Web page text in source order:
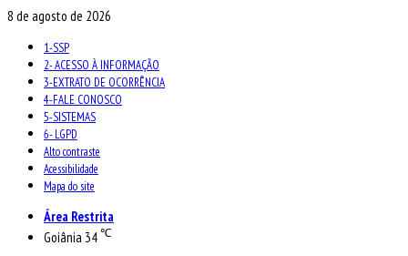
8 de agosto de 2026
1-SSP
2- ACESSO À INFORMAÇÃO
3-EXTRATO DE OCORRÊNCIA
4-FALE CONOSCO
5-SISTEMAS
6- LGPD
Alto contraste
Acessibilidade
Mapa do site
Área Restrita
Goiânia 34℃